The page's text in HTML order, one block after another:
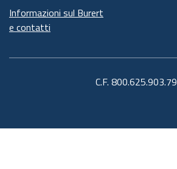
Informazioni sul Burert
e contatti
C.F. 800.625.903.79